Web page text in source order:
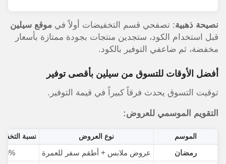
نصيحة ذهبية: تصفحي قسم التخفيضات أولاً في موقع سيلين
قبل استخدام الكود، ستجدين منتجات بجودة ممتازة بأسعار
مخفضة، ثم ضاعفي التوفير بالكود.
أفضل الأوقات للتسوق من سيلين بأقصى توفير
توقيت التسوق يحدث فرقاً كبيراً في قيمة التوفير.
التقويم الموسمي للعروض:
الموسم نوع العروض نسبة
رمضان عروض ملابس + أطقم سفر للعمرة